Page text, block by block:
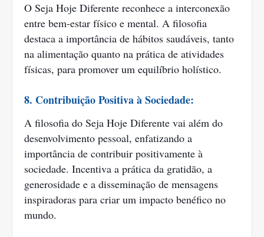
O Seja Hoje Diferente reconhece a interconexão
entre bem-estar físico e mental. A filosofia
destaca a importância de hábitos saudáveis, tanto
na alimentação quanto na prática de atividades
físicas, para promover um equilíbrio holístico.
8. Contribuição Positiva à Sociedade:
A filosofia do Seja Hoje Diferente vai além do
desenvolvimento pessoal, enfatizando a
importância de contribuir positivamente à
sociedade. Incentiva a prática da gratidão, a
generosidade e a disseminação de mensagens
inspiradoras para criar um impacto benéfico no
mundo.